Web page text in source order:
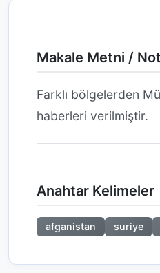
Makale Metni /
Farklı bölgelerden
haberleri verilmiştir.
Anahtar Kelimeler
afganistan suriye